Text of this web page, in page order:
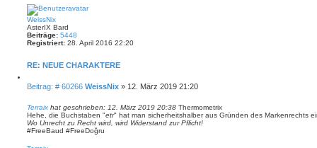
a
c
h
o
b
e
WeissNix
AsterIX Bard
Beiträge: 5448
Registriert: 28. April 2016 22:20
RE: NEUE CHARAKTERE
e
r
e
n
Beitrag: # 60266B
t
r
a
WeissNix » 12. März 2019 21:20
Terraix hat geschrieben: 12. März 2019 20:38 Thermometrix
Hehe, die Buchstaben "etr" hat man sicherheitshalber aus Gründen des Markenrechts
Wo Unrecht zu Recht wird, wird Widerstand zur Pflicht!
#FreeBaud #FreeDoğru
a